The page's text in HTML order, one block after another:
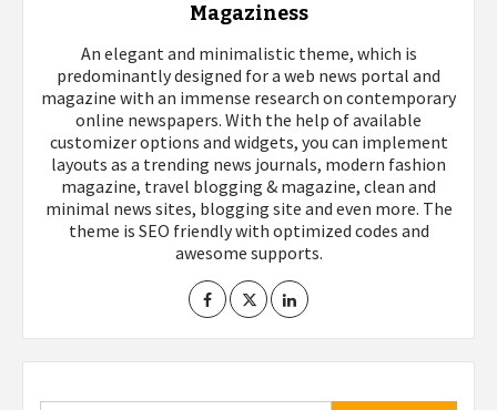
Magaziness
An elegant and minimalistic theme, which is
predominantly designed for a web news portal and
magazine with an immense research on contemporary
online newspapers. With the help of available
customizer options and widgets, you can implement
layouts as a trending news journals, modern fashion
magazine, travel blogging & magazine, clean and
minimal news sites, blogging site and even more. The
theme is SEO friendly with optimized codes and
awesome supports.